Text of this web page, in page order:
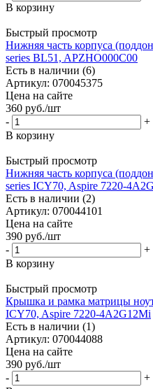
В корзину
Быстрый просмотр
Нижняя часть корпуса
series BL51, APZHO000C00
Есть в наличии (6)
Артикул: 070045375
Цена на сайте
360 руб./шт
-
+
В корзину
Быстрый просмотр
Нижняя часть корпуса
series ICY70, Aspire 7220-
Есть в наличии (2)
Артикул: 070044101
Цена на сайте
390 руб./шт
-
+
В корзину
Быстрый просмотр
Крышка и рамка матрицы
ICY70, Aspire 7220-4A2G12Mi
Есть в наличии (1)
Артикул: 070044088
Цена на сайте
390 руб./шт
-
+